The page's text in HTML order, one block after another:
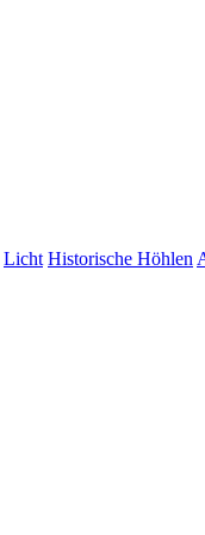
Licht Historische Höhlen